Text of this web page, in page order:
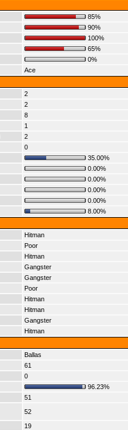
85%
90%
100%
65%
0%
Ace
2
2
8
1
2
0
35.00%
0.00%
0.00%
0.00%
0.00%
8.00%
Hitman
Poor
Hitman
Gangster
Gangster
Poor
Hitman
Hitman
Gangster
Hitman
Ballas
61
0
96.23%
51
52
19